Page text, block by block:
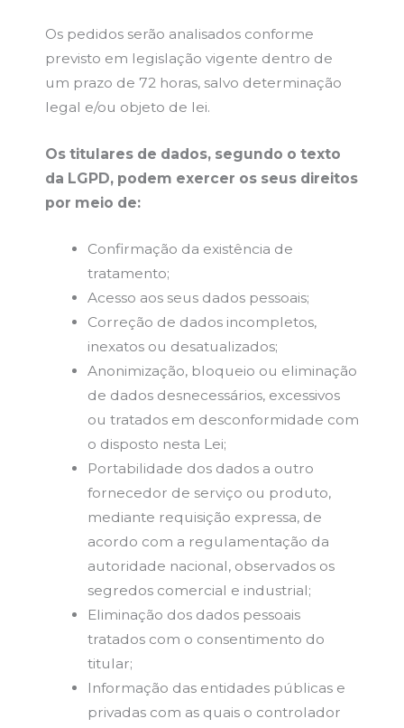
Os pedidos serão analisados conforme
previsto em legislação vigente dentro de
um prazo de 72 horas, salvo determinação
legal e/ou objeto de lei.
Os titulares de dados, segundo o texto
da LGPD, podem exercer os seus direitos
por meio de:
Confirmação da existência de
tratamento;
Acesso aos seus dados pessoais;
Correção de dados incompletos,
inexatos ou desatualizados;
Anonimização, bloqueio ou eliminação
de dados desnecessários, excessivos
ou tratados em desconformidade com
o disposto nesta Lei;
Portabilidade dos dados a outro
fornecedor de serviço ou produto,
mediante requisição expressa, de
acordo com a regulamentação da
autoridade nacional, observados os
segredos comercial e industrial;
Eliminação dos dados pessoais
tratados com o consentimento do
titular;
Informação das entidades públicas e
privadas com as quais o controlador